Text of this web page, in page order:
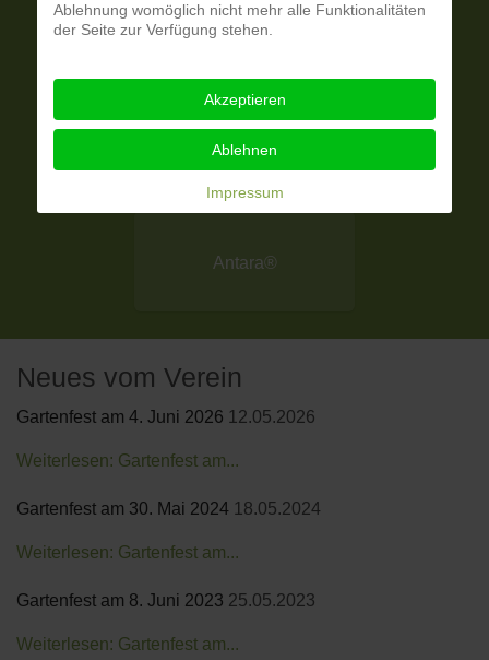
Kinderturnen
Darts
Antara®
Neues vom Verein
Gartenfest am 4. Juni 2026 12.05.2026
Weiterlesen: Gartenfest am...
Gartenfest am 30. Mai 2024 18.05.2024
Weiterlesen: Gartenfest am...
Gartenfest am 8. Juni 2023 25.05.2023
Weiterlesen: Gartenfest am...
Ablehnung womöglich nicht mehr alle Funktionalitäten
der Seite zur Verfügung stehen.
Akzeptieren
Ablehnen
Impressum